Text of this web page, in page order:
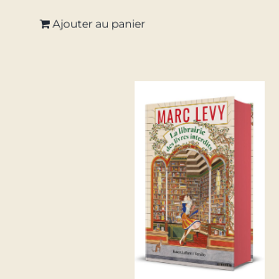
Ajouter au panier